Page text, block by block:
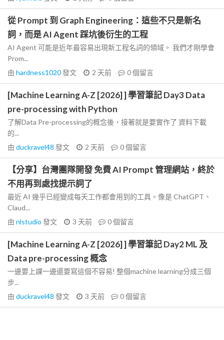
從 Prompt 到 Graph Engineering：這些不只是新名
詞，而是 AI Agent 踩坑後衍生的工程
AI Agent 可能是近年最容易出現新工程名詞的領域。 我們才剛學會
Prom...
由 hardness1020發文 2 天前 0個留言
[Machine Learning A-Z [2026] ] 學習筆記 Day3 Data
pre-processing with Python
了解Data Pre-processing的概念後，接著就是要實作了 資料下載
的...
由 duckravel48 發文 2 天前 0個留言
【分享】台灣團隊開發 免費 AI Prompt 管理網站，終於
不用再到處找提示詞了
最近 AI 幾乎已經變成每天工作都會用到的工具。像是 ChatGPT、
Claud...
由 nlstudio 發文 3 天前 0個留言
[Machine Learning A-Z [2026] ] 學習筆記 Day2 ML 及
Data pre-processing 概念
一邊要上課一邊還要寫這個不容易! 整個machine learning分成三個
步...
由 duckravel48 發文 3 天前 0個留言